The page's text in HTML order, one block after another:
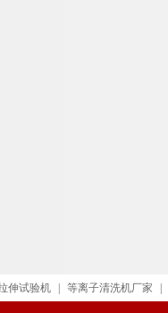
伸试验机 等离子清洗机厂家